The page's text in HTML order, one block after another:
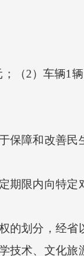
2）车辆1辆
障和改善民
限内向特定
划分，经省
技术、文化